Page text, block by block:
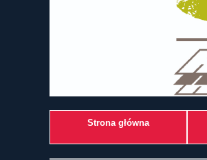
Strona główna